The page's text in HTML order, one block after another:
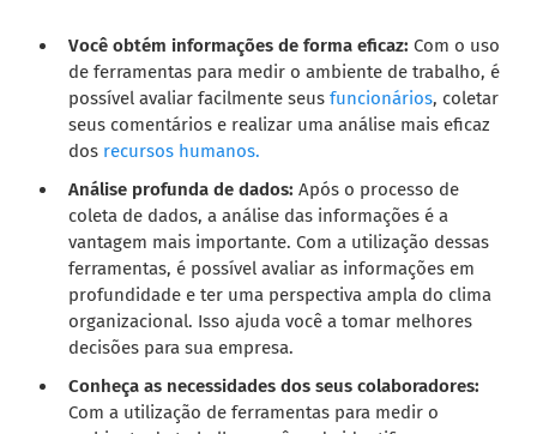
Você obtém informações de forma eficaz: Com o uso
de ferramentas para medir o ambiente de trabalho, é
possível avaliar facilmente seusfuncionários, coletar
seus comentários e realizar uma análise mais eficaz
dos recursos humanos.
Análise profunda de dados: Após o processo de
coleta de dados, a análise das informações é a
vantagem mais importante. Com a utilização dessas
ferramentas, é possível avaliar as informações em
profundidade e ter uma perspectiva ampla do clima
organizacional. Isso ajuda você a tomar melhores
decisões para sua empresa.
Conheça as necessidades dos seus colaboradores:
Com a utilização de ferramentas para medir o